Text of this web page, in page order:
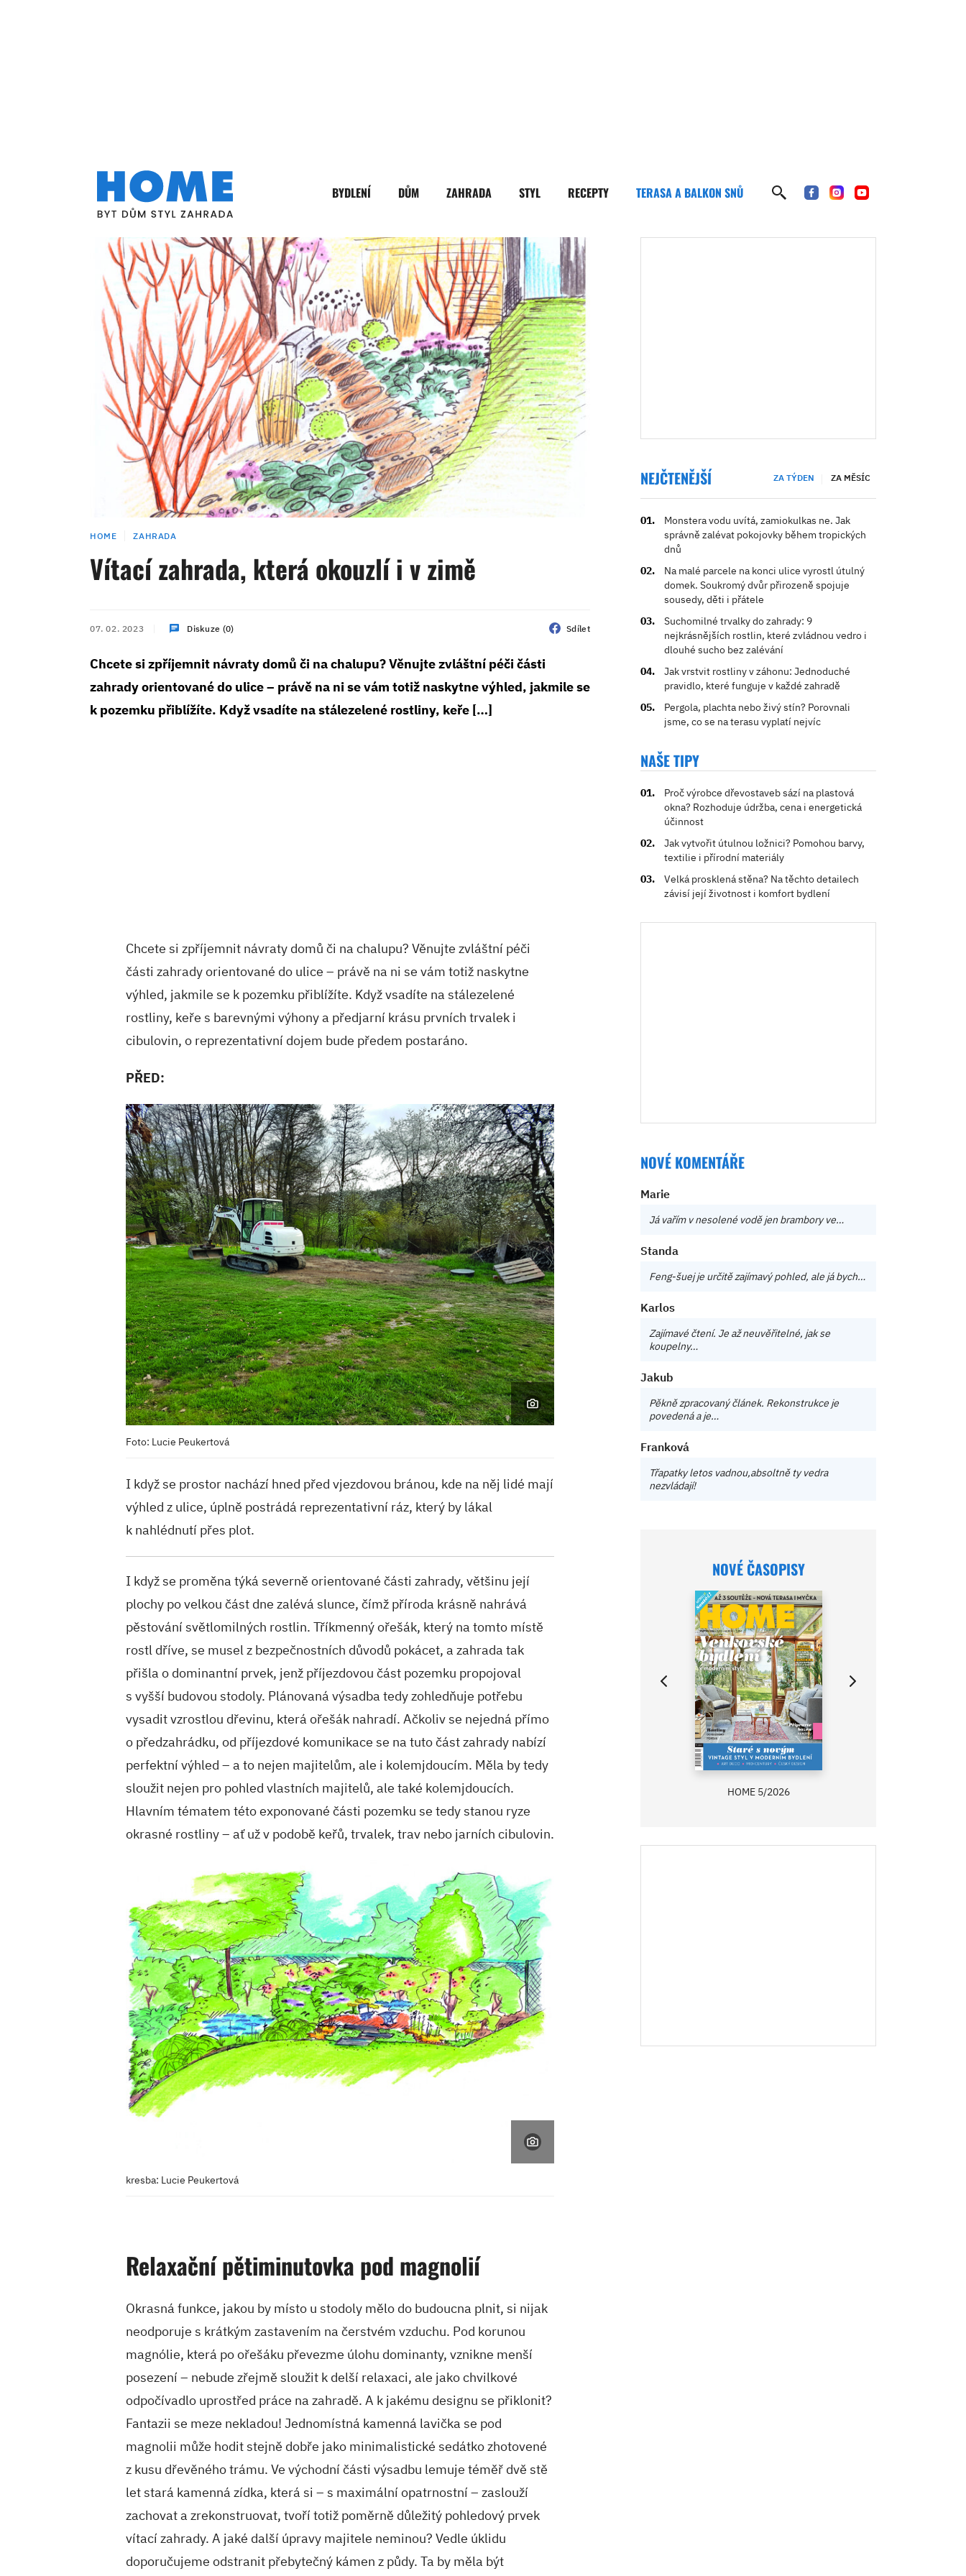
BYDLENÍ DŮM ZAHRADA STYL RECEPTY TERASA A BALKON SNŮ
HOME ZAHRADA
Vítací zahrada, která okouzlí i v zimě
07. 02. 2023 Diskuze (0) Sdílet
Chcete si zpříjemnit návraty domů či na chalupu? Věnujte zvláštní péči části
zahrady orientované do ulice – právě na ni se vám totiž naskytne výhled, jakmile se
k pozemku přiblížíte. Když vsadíte na stálezelené rostliny, keře […]
Chcete si zpříjemnit návraty domů či na chalupu? Věnujte zvláštní péči
části zahrady orientované do ulice – právě na ni se vám totiž naskytne
výhled, jakmile se k pozemku přiblížíte. Když vsadíte na stálezelené
rostliny, keře s barevnými výhony a předjarní krásu prvních trvalek i
cibulovin, o reprezentativní dojem bude předem postaráno.
PŘED:
Foto: Lucie Peukertová
I když se prostor nachází hned před vjezdovou bránou, kde na něj lidé mají
výhled z ulice, úplně postrádá reprezentativní ráz, který by lákal
k nahlédnutí přes plot.
I když se proměna týká severně orientované části zahrady, většinu její
plochy po velkou část dne zalévá slunce, čímž příroda krásně nahrává
pěstování světlomilných rostlin. Tříkmenný ořešák, který na tomto místě
rostl dříve, se musel z bezpečnostních důvodů pokácet, a zahrada tak
přišla o dominantní prvek, jenž příjezdovou část pozemku propojoval
s vyšší budovou stodoly. Plánovaná výsadba tedy zohledňuje potřebu
vysadit vzrostlou dřevinu, která ořešák nahradí. Ačkoliv se nejedná přímo
o předzahrádku, od příjezdové komunikace se na tuto část zahrady nabízí
perfektní výhled – a to nejen majitelům, ale i kolemjdoucím. Měla by tedy
sloužit nejen pro pohled vlastních majitelů, ale také kolemjdoucích.
Hlavním tématem této exponované části pozemku se tedy stanou ryze
okrasné rostliny – ať už v podobě keřů, trvalek, trav nebo jarních cibulovin.
kresba: Lucie Peukertová
Relaxační pětiminutovka pod magnolií
Okrasná funkce, jakou by místo u stodoly mělo do budoucna plnit, si nijak
neodporuje s krátkým zastavením na čerstvém vzduchu. Pod korunou
magnólie, která po ořešáku převezme úlohu dominanty, vznikne menší
posezení – nebude zřejmě sloužit k delší relaxaci, ale jako chvilkové
odpočívadlo uprostřed práce na zahradě. A k jakému designu se přiklonit?
Fantazii se meze nekladou! Jednomístná kamenná lavička se pod
magnolii může hodit stejně dobře jako minimalistické sedátko zhotovené
z kusu dřevěného trámu. Ve východní části výsadbu lemuje téměř dvě stě
let stará kamenná zídka, která si – s maximální opatrnostní – zaslouží
zachovat a zrekonstruovat, tvoří totiž poměrně důležitý pohledový prvek
vítací zahrady. A jaké další úpravy majitele neminou? Vedle úklidu
doporučujeme odstranit přebytečný kámen z půdy. Ta by měla být
NEJČTENĚJŠÍ ZA TÝDEN ZA MĚSÍC
Monstera vodu uvítá, zamiokulkas ne. Jak
správně zalévat pokojovky během tropických
dnů
Na malé parcele na konci ulice vyrostl útulný
domek. Soukromý dvůr přirozeně spojuje
sousedy, děti i přátele
Suchomilné trvalky do zahrady: 9
nejkrásnějších rostlin, které zvládnou vedro i
dlouhé sucho bez zalévání
Jak vrstvit rostliny v záhonu: Jednoduché
pravidlo, které funguje v každé zahradě
Pergola, plachta nebo živý stín? Porovnali
jsme, co se na terasu vyplatí nejvíc
NAŠE TIPY
Proč výrobce dřevostaveb sází na plastová
okna? Rozhoduje údržba, cena i energetická
účinnost
Jak vytvořit útulnou ložnici? Pomohou barvy,
textilie i přírodní materiály
Velká prosklená stěna? Na těchto detailech
závisí její životnost i komfort bydlení
NOVÉ KOMENTÁŘE
Marie
Já vařím v nesolené vodě jen brambory ve…
Standa
Feng-šuej je určitě zajímavý pohled, ale já bych…
Karlos
Zajímavé čtení. Je až neuvěřitelné, jak se
koupelny…
Jakub
Pěkně zpracovaný článek. Rekonstrukce je
povedená a je…
Franková
Třapatky letos vadnou,absoltně ty vedra
nezvládají!
NOVÉ ČASOPISY
HOME 5/2026
V ZAHRADĚ 2/2026